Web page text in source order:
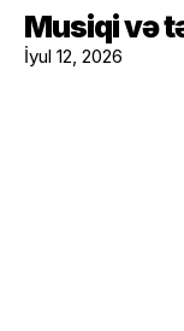
Musiqi və
İyul 12, 2026